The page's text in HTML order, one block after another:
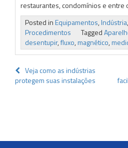
restaurantes, condomínios e entre
Posted inEquipamentos,Indústria,
Procedimentos
Tagged
desentupir,fluxo,magnético,
Navegação
de
Veja como as indústrias
protegem suas instalações